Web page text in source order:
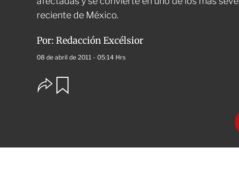
reciente de México.
Por: Redacción Excélsior
08 de abril de 2011 - 05:14 Hrs
O
p
s